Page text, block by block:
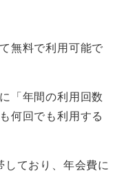
無料で利用可能で
「年間の利用回数
何回でも利用する
ており、年会費に